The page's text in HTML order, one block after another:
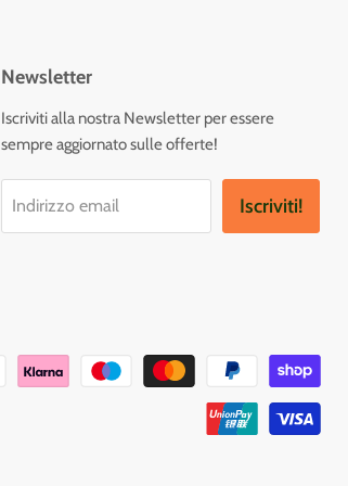
Newsletter
Iscriviti alla nostra Newsletter per essere
sempre aggiornato sulle offerte!
Indirizzo email Iscriviti!